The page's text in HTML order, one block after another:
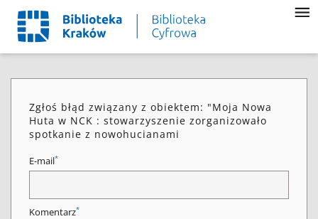
Zgłoś błąd związany z obiektem: "Moja Nowa
Huta w NCK : stowarzyszenie zorganizowało
spotkanie z nowohucianami
E-mail*
Komentarz*